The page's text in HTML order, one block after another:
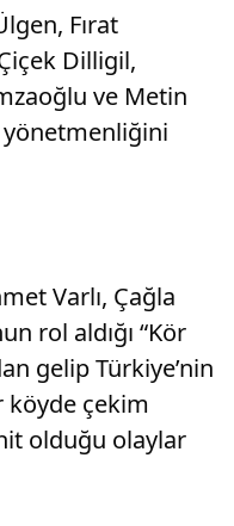
Fırat
Dilligil,
ve Metin
yönetmenliğini
Varlı, Çağla
rol aldığı “Kör
gelip Türkiye’nin
köyde çekim
olduğu olaylar